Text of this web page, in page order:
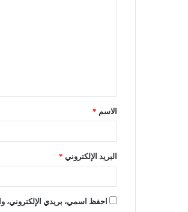
الاسم *
البريد الإلكتروني *
احفظ اسمي، بريدي الإلكتروني،